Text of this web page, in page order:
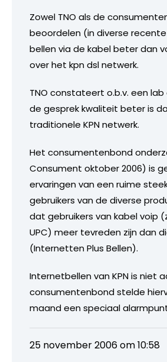
Zowel TNO als de
beoordelen (in diverse
bellen via de kabel beter dan
over het kpn dsl netwerk.
TNO constateert o.b.v. een
de gesprek kwaliteit beter is
traditionele KPN netwerk.
Het consumentenbond
Consument oktober 2006) is
ervaringen van een ruime
gebruikers van de diverse
dat gebruikers van kabel voip
UPC) meer tevreden zijn dan
(Internetten Plus Bellen).
Internetbellen van KPN is niet
consumentenbond stelde
maand een speciaal
25 november 2006 om 10:58